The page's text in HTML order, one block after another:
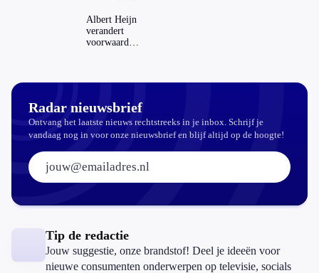
dat invloed
op je
hypotheek?
Albert Heijn
verandert
voorwaarden
Radar nieuwsbrief
Ontvang het laatste nieuws rechtstreeks in je inbox. Schrijf je
vandaag nog in voor onze nieuwsbrief en blijf altijd op de hoogte!
E-mailadres:
Tip de redactie
Jouw suggestie, onze brandstof! Deel je ideeën voor
nieuwe consumenten onderwerpen op televisie, socials